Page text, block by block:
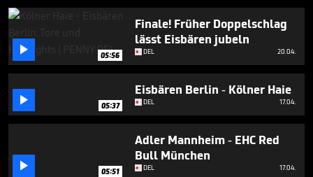
 05:56
Finale! Früher Doppelschlag
lässt Eisbären jubeln
DEL 20.04.
 05:37
Eisbären Berlin - Kölner Haie
DEL 17.04.
 05:51
Adler Mannheim - EHC Red
Bull München
DEL 17.04.